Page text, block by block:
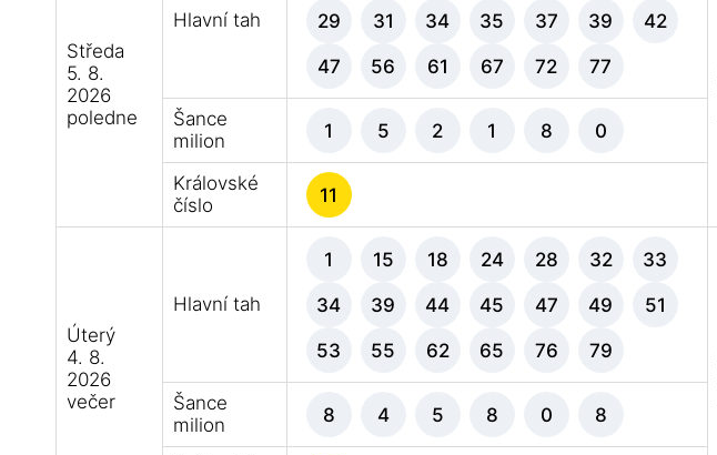
Středa
5. 8.
2026
poledne
Hlavní tah 29 31 34 35 37 39 42
47 56 61 67 72 77
Šance
milion
1 5 2 1 8 0
Královské
číslo
11
Úterý
4. 8.
2026
večer
Hlavní tah
1 15 18 24 28 32 33
34 39 44 45 47 49 51
53 55 62 65 76 79
Šance
milion
8 4 5 8 0 8